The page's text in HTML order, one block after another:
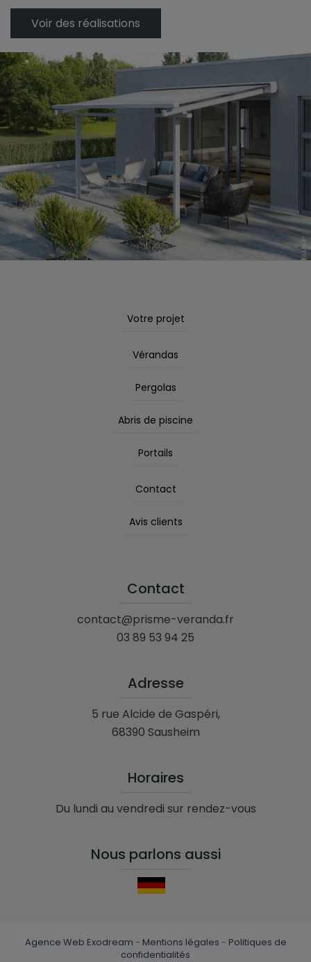
Voir des réalisations
Votre projet
Vérandas
Pergolas
Abris de piscine
Portails
Contact
Avis clients
Contact
contact@prisme-veranda.fr
03 89 53 94 25
Adresse
5 rue Alcide de Gaspéri,
68390 Sausheim
Horaires
Du lundi au vendredi sur rendez-vous
Nous parlons aussi
Agence Web Exodream - Mentions légales - Politiques de
confidentialités